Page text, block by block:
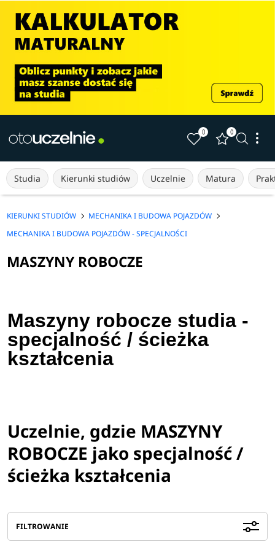
0 0
Studia Kierunki studiów Uczelnie Matura
KIERUNKI STUDIÓW
MECHANIKA I BUDOWA POJAZDÓW
MECHANIKA I BUDOWA POJAZDÓW - SPECJALNOŚCI
MASZYNY ROBOCZE
Maszyny robocze studia -
specjalność / ścieżka
kształcenia
Uczelnie, gdzie MASZYNY
ROBOCZE jako specjalność /
ścieżka kształcenia
FILTROWANIE